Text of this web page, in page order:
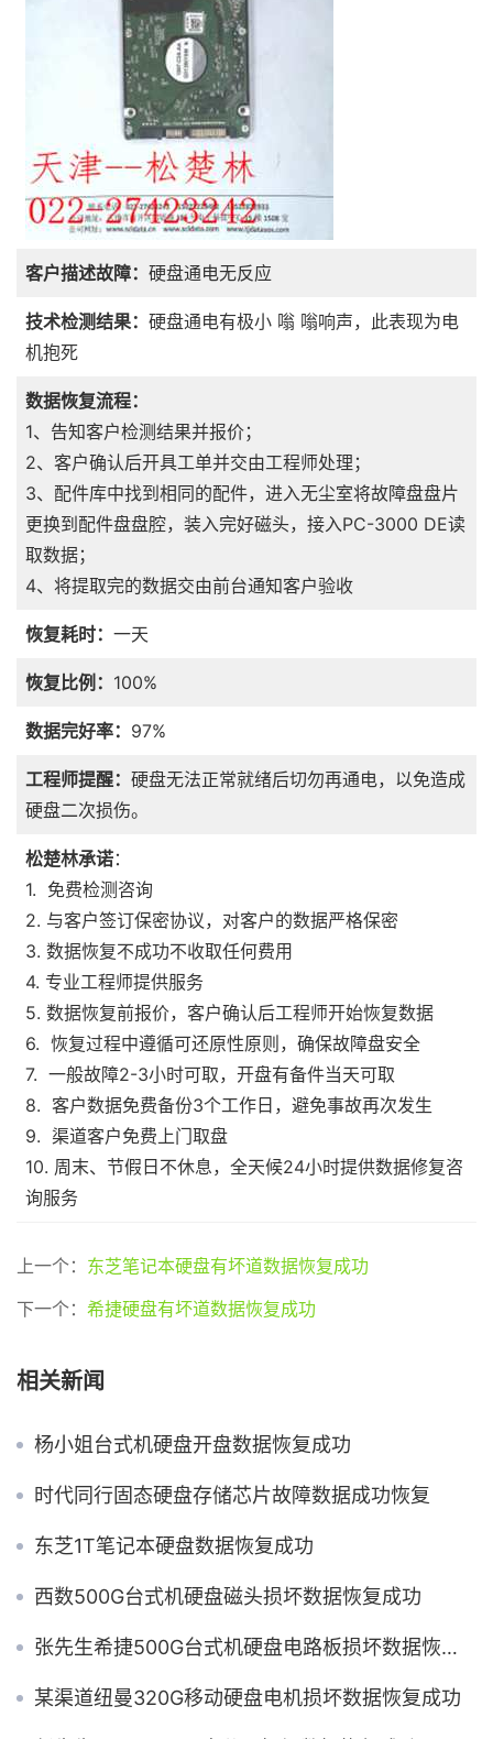
客户描述故障： 硬盘通电无反应
技术检测结果： 硬盘通电有极小 嗡 嗡响声，此表现为电
机抱死
数据恢复流程：
1、告知客户检测结果并报价；
2、客户确认后开具工单并交由工程师处理；
3、配件库中找到相同的配件，进入无尘室将故障盘盘片
更换到配件盘盘腔，装入完好磁头，接入PC-3000 DE读
取数据；
4、将提取完的数据交由前台通知客户验收
恢复耗时： 一天
恢复比例： 100%
数据完好率： 97%
工程师提醒： 硬盘无法正常就绪后切勿再通电，以免造成
硬盘二次损伤。
松楚林承诺：
1. 免费检测咨询
2. 与客户签订保密协议，对客户的数据严格保密
3. 数据恢复不成功不收取任何费用
4. 专业工程师提供服务
5. 数据恢复前报价，客户确认后工程师开始恢复数据
6. 恢复过程中遵循可还原性原则，确保故障盘安全
7. 一般故障2-3小时可取，开盘有备件当天可取
8. 客户数据免费备份3个工作日，避免事故再次发生
9. 渠道客户免费上门取盘
10. 周末、节假日不休息，全天候24小时提供数据修复咨
询服务
上一个： 东芝笔记本硬盘有坏道数据恢复成功
下一个： 希捷硬盘有坏道数据恢复成功
相关新闻
杨小姐台式机硬盘开盘数据恢复成功
时代同行固态硬盘存储芯片故障数据成功恢复
东芝1T笔记本硬盘数据恢复成功
西数500G台式机硬盘磁头损坏数据恢复成功
张先生希捷500G台式机硬盘电路板损坏数据恢复成功
某渠道纽曼320G移动硬盘电机损坏数据恢复成功